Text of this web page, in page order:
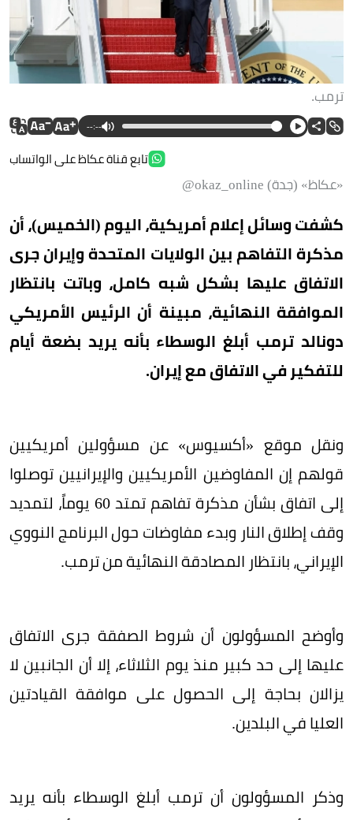
ترمب.
--:--
تابع قناة عكاظ على الواتساب
«عكاظ» (جدة) okaz_online@
كشفت وسائل إعلام أمريكية، اليوم (الخميس)، أن
مذكرة التفاهم بين الولايات المتحدة وإيران جرى
الاتفاق عليها بشكل شبه كامل، وباتت بانتظار
الموافقة النهائية، مبينة أن الرئيس الأمريكي
دونالد ترمب أبلغ الوسطاء بأنه يريد بضعة أيام
للتفكير في الاتفاق مع إيران.
ونقل موقع «أكسيوس» عن مسؤولين أمريكيين
قولهم إن المفاوضين الأمريكيين والإيرانيين توصلوا
إلى اتفاق بشأن مذكرة تفاهم تمتد 60 يوماً، لتمديد
وقف إطلاق النار وبدء مفاوضات حول البرنامج النووي
الإيراني، بانتظار المصادقة النهائية من ترمب.
وأوضح المسؤولون أن شروط الصفقة جرى الاتفاق
عليها إلى حد كبير منذ يوم الثلاثاء، إلا أن الجانبين لا
يزالان بحاجة إلى الحصول على موافقة القيادتين
العليا في البلدين.
وذكر المسؤولون أن ترمب أبلغ الوسطاء بأنه يريد